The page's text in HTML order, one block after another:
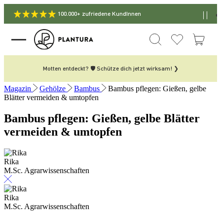
100.000+ zufriedene KundInnen
Motten entdeckt? 🛡️ Schütze dich jetzt wirksam! ❯
Magazin Gehölze Bambus
Bambus pflegen: Gießen, gelbe
Blätter vermeiden & umtopfen
Bambus pflegen: Gießen, gelbe Blätter
vermeiden & umtopfen
Rika
M.Sc. Agrarwissenschaften
Rika
M.Sc. Agrarwissenschaften